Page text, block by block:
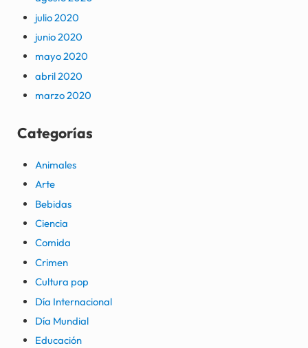
julio 2020
junio 2020
mayo 2020
abril 2020
marzo 2020
Categorías
Animales
Arte
Bebidas
Ciencia
Comida
Crimen
Cultura pop
Día Internacional
Día Mundial
Educación